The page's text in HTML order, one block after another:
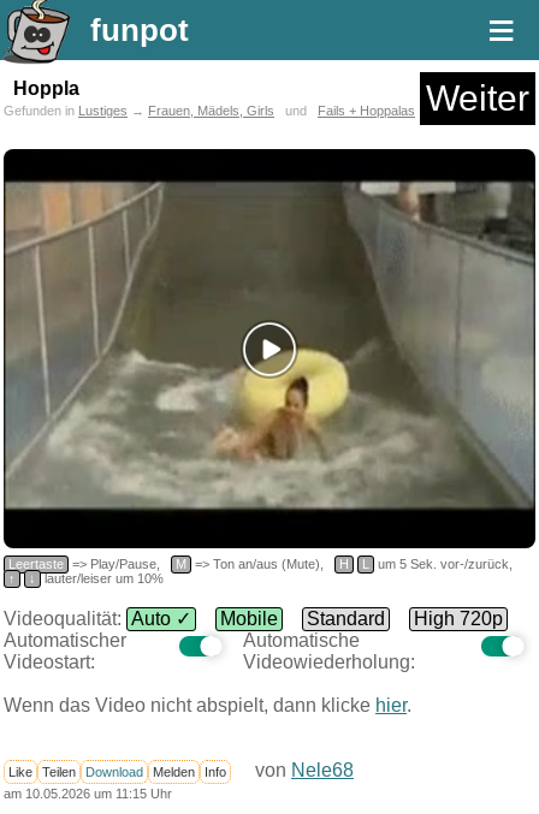
funpot ≡
Hoppla Weiter
Gefunden in Lustiges → Frauen, Mädels, Girls und Fails + Hoppalas
Leertaste => Play/Pause, M => Ton an/aus (Mute), H L
um 5 Sek. vor-/zurück,
↑
↓ lauter/leiser um 10%
Videoqualität: Auto ✓ Mobile Standard
High 720p
Automatischer
Videostart:
Automatische
Videowiederholung:
Wenn das Video nicht abspielt, dann klicke hier.
Like Teilen Download Melden Info von Nele68
am 10.05.2026 um 11:15 Uhr